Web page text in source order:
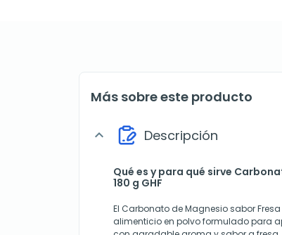
Más sobre este producto
expand_more Descripción
Qué es y para qué sirve
180 g GHF
El Carbonato de Magnesio sabor
alimenticio en polvo formulado para